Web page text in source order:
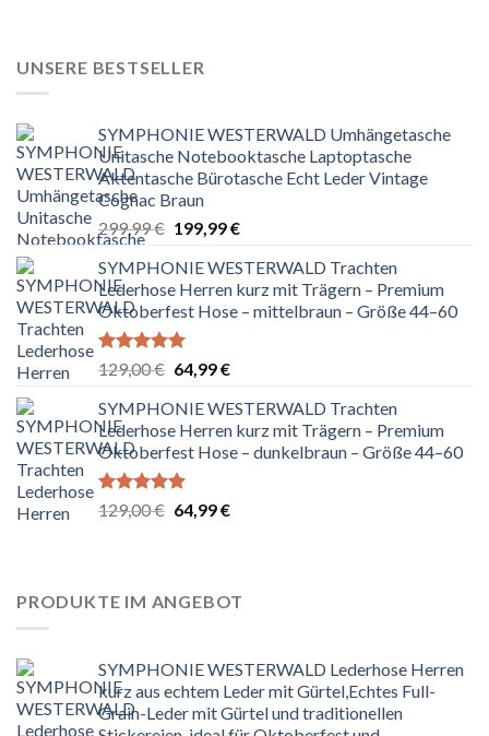
UNSERE BESTSELLER
SYMPHONIE WESTERWALD Umhängetasche
Unitasche Notebooktasche Laptoptasche
Aktentasche Bürotasche Echt Leder Vintage
Cognac Braun
299,99€ Ursprünglicher
war:
299,99 €
199,99€Aktueller
ist:
199,99 €.
SYMPHONIE WESTERWALD Trachten
Lederhose Herren kurz mit Trägern – Premium
Oktoberfest Hose – mittelbraun – Größe 44–60
Bewertet
5.00
von 5
129,00€ Ursprünglicher
war:
129,00 €
64,99€Aktueller
ist:
64,99 €.
SYMPHONIE WESTERWALD Trachten
Lederhose Herren kurz mit Trägern – Premium
Oktoberfest Hose – dunkelbraun – Größe 44–60
Bewertet
5.00
129,00€ Ursprünglicher
64,99€Aktueller
PRODUKTE IM ANGEBOT
SYMPHONIE WESTERWALD Lederhose Herren
kurz aus echtem Leder mit Gürtel,Echtes Full-
Grain-Leder mit Gürtel und traditionellen